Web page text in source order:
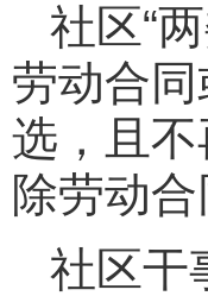
社区“
劳动合
选，且
除劳动
社区干